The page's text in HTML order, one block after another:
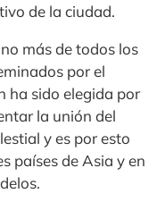
de la ciudad.
más de todos los
por el
ha sido elegida por
la unión del
y es por esto
países de Asia y en